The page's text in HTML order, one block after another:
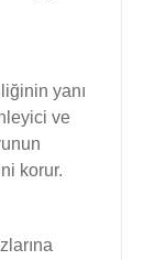
yanı
ve
korur.